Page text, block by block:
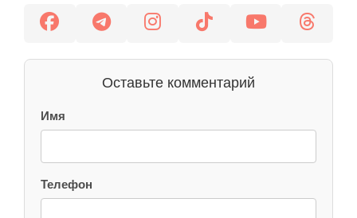
Оставьте комментарий
Имя
Телефон